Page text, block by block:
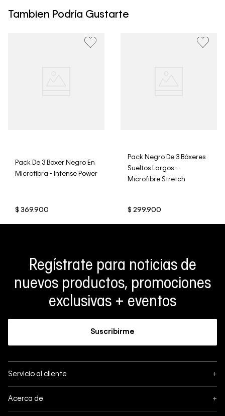
un período de 30 días calendario tras la recepción.
clientes, no aceptamos devoluciones en ropa interior y
Tambien Podría Gustarte
Pack De 3 Boxer Negro En
Microfibra - Intense Power
$ 369.900
Pack Negro De 3 Bóxeres
Sueltos Largos -
Microfibre Stretch
$ 299.900
Regístrate para noticias de
nuevos productos, promociones
exclusivas + eventos
Suscribirme
Servicio al cliente +
Mis pedidos
Acerca de +